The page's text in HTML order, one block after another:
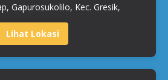
Gapurosukolilo, Kec. Gresik,
Lihat Lokasi